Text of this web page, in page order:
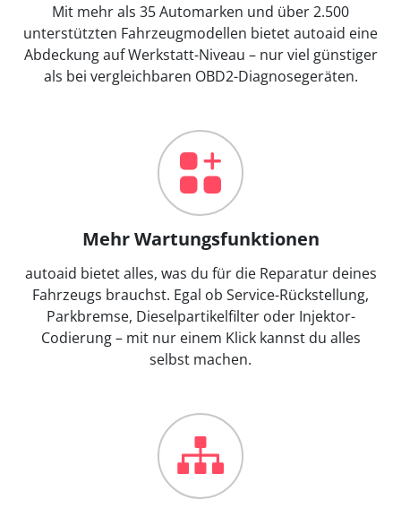
Mit mehr als 35 Automarken und über 2.500
unterstützten Fahrzeugmodellen bietet autoaid eine
Abdeckung auf Werkstatt-Niveau – nur viel günstiger
als bei vergleichbaren OBD2-Diagnosegeräten.
Mehr Wartungsfunktionen
autoaid bietet alles, was du für die Reparatur deines
Fahrzeugs brauchst. Egal ob Service-Rückstellung,
Parkbremse, Dieselpartikelfilter oder Injektor-
Codierung – mit nur einem Klick kannst du alles
selbst machen.